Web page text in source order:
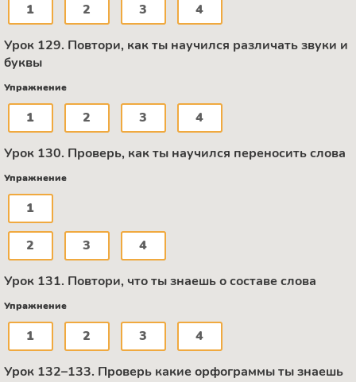
1 2 3 4
Урок 129. Повтори, как ты научился различать звуки и
буквы
Упражнение
1 2 3 4
Урок 130. Проверь, как ты научился переносить слова
Упражнение
1
2 3 4
Урок 131. Повтори, что ты знаешь о составе слова
Упражнение
1 2 3 4
Урок 132–133. Проверь какие орфограммы ты знаешь